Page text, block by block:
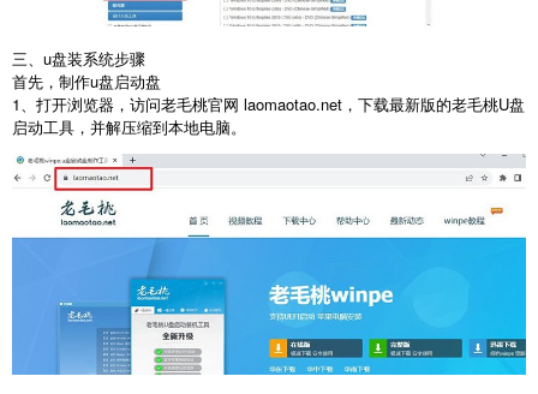
三、 u盘装系统步骤
首先，制作u盘启动盘
1
、打开浏览器，访问老毛桃官网 laomaotao.net ，下载最新版的老毛桃U盘
启动工具，并解压缩到本地电脑。